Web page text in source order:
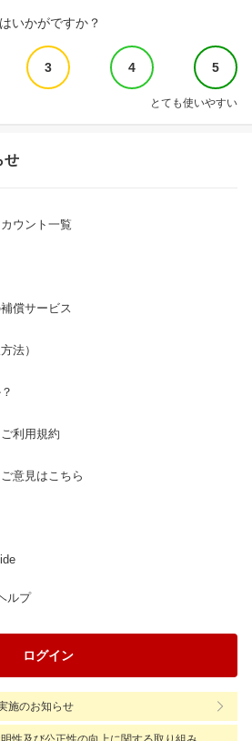
いかがですか？
3 4 5
とても使いやすい
せ
ウント一覧
償サービス
法）
利用規約
意見はこちら
ルプ
ログイン
施のお知らせ